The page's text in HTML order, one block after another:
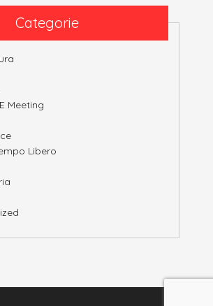
Categorie
Meeting
Libero